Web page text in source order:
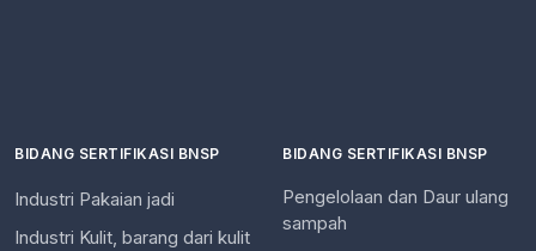
BIDANG SERTIFIKASI BNSP
Industri Pakaian jadi
Industri Kulit, barang dari kulit
BIDANG SERTIFIKASI BNSP
Pengelolaan dan Daur ulang
sampah